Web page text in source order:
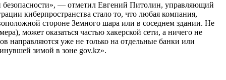
безопасности», — отметил Евгений Питолин, управляющий
киберпространства стало то, что любая компания,
стороне Земного шара или в соседнем здании. Не
может оказаться частью хакерской сети, а ничего не
направляются уже не только на отдельные банки или
зимой в зоне gov.kz».